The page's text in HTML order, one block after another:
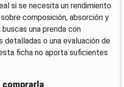
si se necesita un rendimiento
composición, absorción y
una prenda con
o una evaluación de
ficha no aporta suficientes
comprarla